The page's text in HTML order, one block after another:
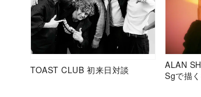
TOAST CLUB 初来日対談
ALAN
Sgで描